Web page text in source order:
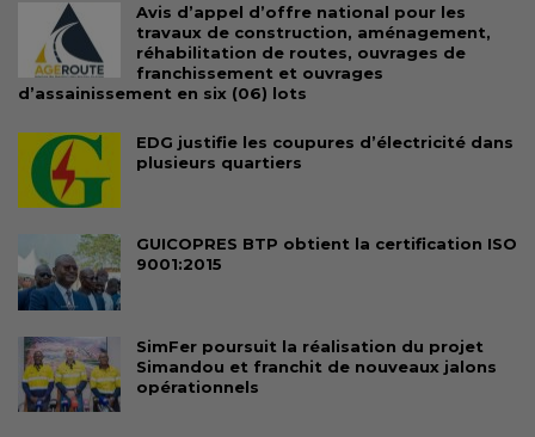
Avis d’appel d’offre national pour les
travaux de construction, aménagement,
réhabilitation de routes, ouvrages de
franchissement et ouvrages
d’assainissement en six (06) lots
EDG justifie les coupures d’électricité dans
plusieurs quartiers
GUICOPRES BTP obtient la certification ISO
9001:2015
SimFer poursuit la réalisation du projet
Simandou et franchit de nouveaux jalons
opérationnels